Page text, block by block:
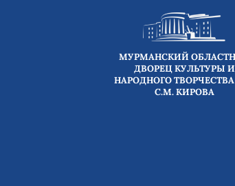
МУРМАНСКИЙ
ДВОРЕЦ КУЛЬТУРЫ И
НАРОДНОГО
С.М. КИРОВА